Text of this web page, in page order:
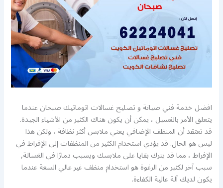
افضل خدمة فني صيانة و تصليح غسالات اتوماتيك صبحان عندما
يتعلق الأمر بالغسيل ، يمكن أن يكون هناك الكثير من الأشياء الجيدة.
قد تعتقد أن المنظف الإضافي يعني ملابس أكثر نظافة ، ولكن هذا
ليس هو الحال. قد يؤدي استخدام الكثير من المنظفات إلى الإفراط في
الإفراط ، مما قد يترك بقايا على ملابسك ويسبب دمارًا في الغسالة,
سبب آخر لكثير من الرغوة هو استخدام منظف غير عالي السعة عندما
يكون لديك آلة عالية الكفاءة.